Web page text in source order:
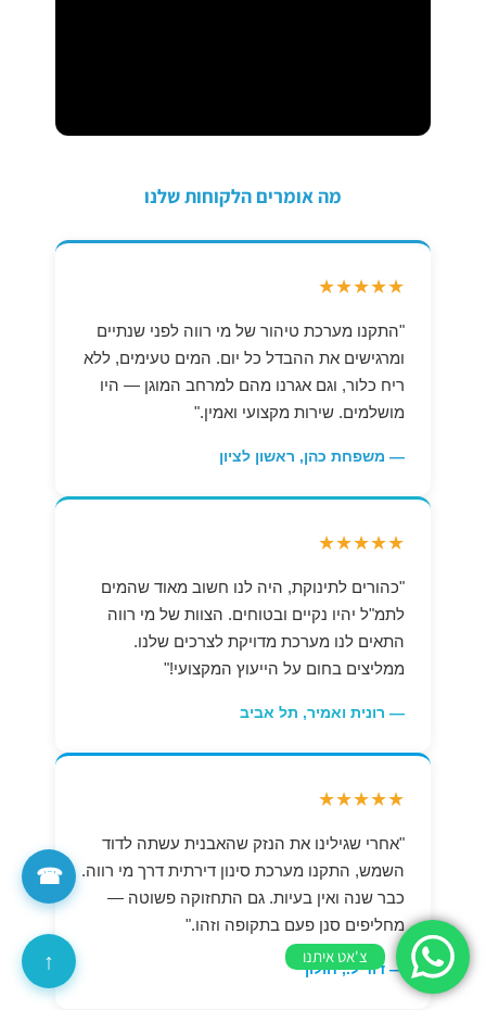
מה אומרים הלקוחות שלנו
★★★★★
"התקנו מערכת טיהור של מי רווה לפני שנתיים
ומרגישים את ההבדל כל יום. המים טעימים, ללא
ריח כלור, וגם אגרנו מהם למרחב המוגן — היו
מושלמים. שירות מקצועי ואמין."
— משפחת כהן, ראשון לציון
★★★★★
"כהורים לתינוקת, היה לנו חשוב מאוד שהמים
לתמ"ל יהיו נקיים ובטוחים. הצוות של מי רווה
התאים לנו מערכת מדויקת לצרכים שלנו.
ממליצים בחום על הייעוץ המקצועי!"
— רונית ואמיר, תל אביב
★★★★★
"אחרי שגילינו את הנזק שהאבנית עשתה לדוד
השמש, התקנו מערכת סינון דירתית דרך מי רווה.
כבר שנה ואין בעיות. גם התחזוקה פשוטה —
מחליפים סנן פעם בתקופה וזהו."
— דוד ל., חולון
☎
↑ צ'אט איתנו